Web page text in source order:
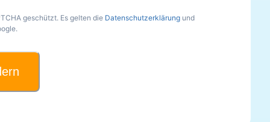
geschützt. Es gelten die Datenschutzerklärung und